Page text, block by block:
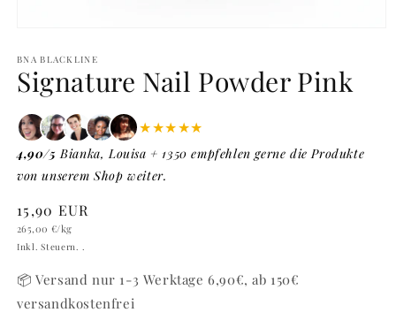
in
Modal
öffnen
BNA BLACKLINE
Signature Nail Powder Pink
★★★★★
4,90/5 Bianka, Louisa + 1350 empfehlen gerne die Produkte
von unserem Shop weiter.
Normaler
Preis
15,90 EUR
Grundpreis
265,00 €/kg
Inkl. Steuern. .
📦 Versand nur 1-3 Werktage 6,90€, ab 150€
versandkostenfrei